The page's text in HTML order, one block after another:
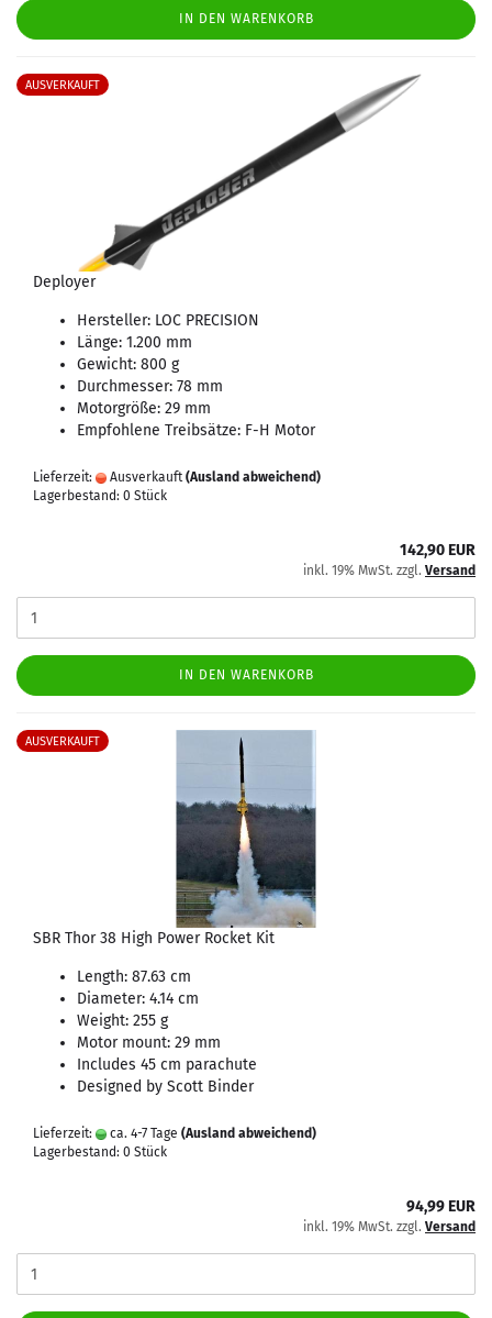
IN DEN WARENKORB
AUSVERKAUFT
Deployer
Hersteller: LOC PRECISION
Länge: 1.200 mm
Gewicht: 800 g
Durchmesser: 78 mm
Motorgröße: 29 mm
Empfohlene Treibsätze: F-H Motor
Lieferzeit: Ausverkauft (Ausland abweichend)
Lagerbestand: 0 Stück
142,90 EUR
inkl. 19% MwSt. zzgl. Versand
IN DEN WARENKORB
AUSVERKAUFT
SBR Thor 38 High Power Rocket Kit
Length: 87.63 cm
Diameter: 4.14 cm
Weight: 255 g
Motor mount: 29 mm
Includes 45 cm parachute
Designed by Scott Binder
Lieferzeit: ca. 4-7 Tage (Ausland abweichend)
Lagerbestand: 0 Stück
94,99 EUR
inkl. 19% MwSt. zzgl. Versand